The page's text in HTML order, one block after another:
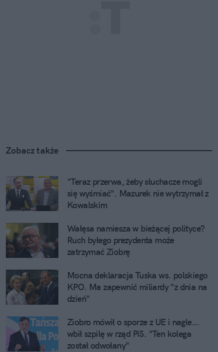
Zobacz także
"Teraz przerwa, żeby słuchacze mogli
się wyśmiać". Mazurek nie wytrzymał z
Kowalskim
Wałęsa namiesza w bieżącej polityce?
Ruch byłego prezydenta może
zatrzymać Ziobrę
Mocna deklaracja Tuska ws. polskiego
KPO. Ma zapewnić miliardy "z dnia na
dzień"
Ziobro mówił o sporze z UE i nagle...
wbił szpilę w rząd PiS. "Ten kolega
został odwołany"